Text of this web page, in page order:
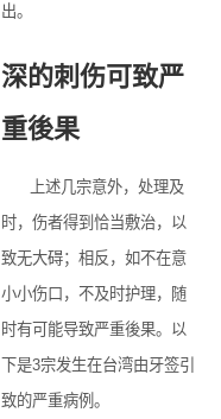
出。
深的刺伤可致严
重後果
上述几宗意外，处理及
时，伤者得到恰当敷治，以
致无大碍；相反，如不在意
小小伤口，不及时护理，随
时有可能导致严重後果。以
下是3宗发生在台湾由牙签引
致的严重病例。